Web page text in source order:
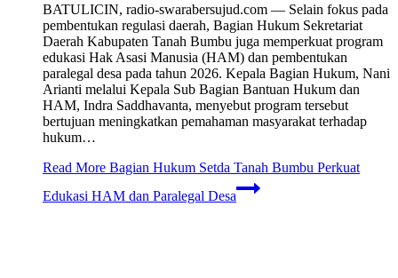
BATULICIN, radio-swarabersujud.com — Selain fokus pada
pembentukan regulasi daerah, Bagian Hukum Sekretariat
Daerah Kabupaten Tanah Bumbu juga memperkuat program
edukasi Hak Asasi Manusia (HAM) dan pembentukan
paralegal desa pada tahun 2026. Kepala Bagian Hukum, Nani
Arianti melalui Kepala Sub Bagian Bantuan Hukum dan
HAM, Indra Saddhavanta, menyebut program tersebut
bertujuan meningkatkan pemahaman masyarakat terhadap
hukum…
Read More Bagian Hukum Setda Tanah Bumbu Perkuat
Edukasi HAM dan Paralegal Desa